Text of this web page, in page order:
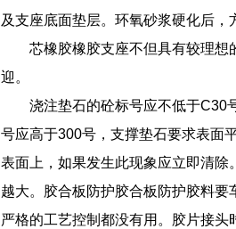
及支座底面垫层。环氧砂浆硬化后，
芯橡胶橡胶支座不但具有较理想
迎。
浇注垫石的砼标号应不低于C30
号应高于300号，支撑垫石要求表面
表面上，如果发生此现象应立即清
越大。胶合板防护胶合板防护胶料
严格的工艺控制都没有用。胶片接头